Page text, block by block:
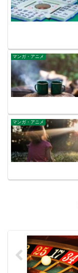
マンガ・アニメ
マンガ・アニメ